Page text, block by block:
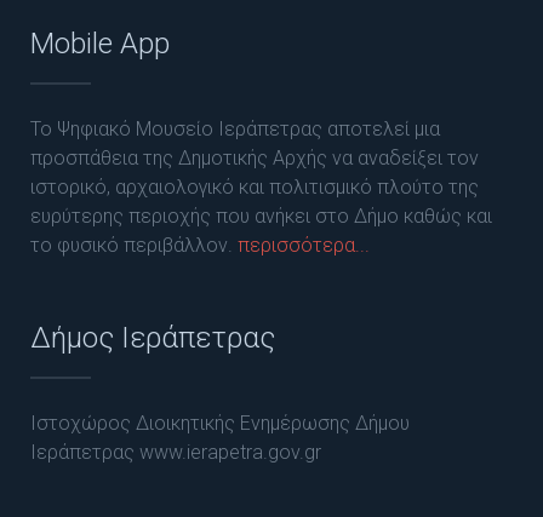
Mobile App
Το Ψηφιακό Μουσείο Ιεράπετρας αποτελεί μια
προσπάθεια της Δημοτικής Αρχής να αναδείξει τον
ιστορικό, αρχαιολογικό και πολιτισμικό πλούτο της
ευρύτερης περιοχής που ανήκει στο Δήμο καθώς και
το φυσικό περιβάλλον. περισσότερα...
Δήμος Ιεράπετρας
Ιστοχώρος Διοικητικής Ενημέρωσης Δήμου
Ιεράπετρας www.ierapetra.gov.gr